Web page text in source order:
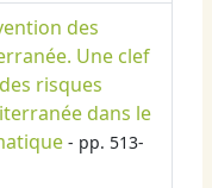
des
Une clef
risques
dans le
- pp. 513-